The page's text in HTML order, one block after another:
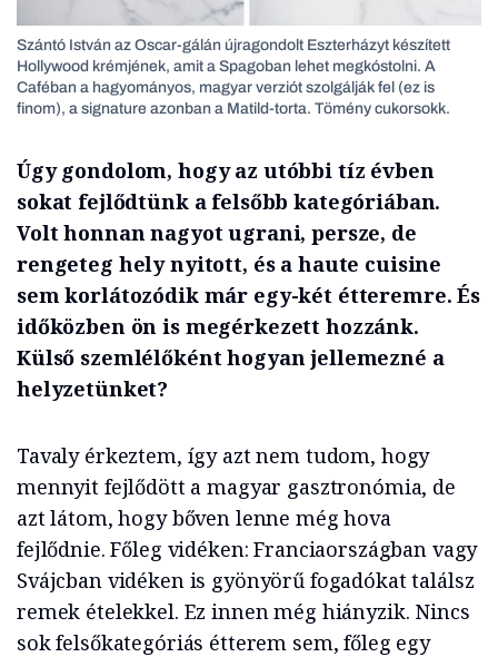
Szántó István az Oscar-gálán újragondolt Eszterházyt készített
Hollywood krémjének, amit a Spagoban lehet megkóstolni. A
Caféban a hagyományos, magyar verziót szolgálják fel (ez is
finom), a signature azonban a Matild-torta. Tömény cukorsokk.
Úgy gondolom, hogy az utóbbi tíz évben
sokat fejlődtünk a felsőbb kategóriában.
Volt honnan nagyot ugrani, persze, de
rengeteg hely nyitott, és a haute cuisine
sem korlátozódik már egy-két étteremre. És
időközben ön is megérkezett hozzánk.
Külső szemlélőként hogyan jellemezné a
helyzetünket?
Tavaly érkeztem, így azt nem tudom, hogy
mennyit fejlődött a magyar gasztronómia, de
azt látom, hogy bőven lenne még hova
fejlődnie. Főleg vidéken: Franciaországban vagy
Svájcban vidéken is gyönyörű fogadókat találsz
remek ételekkel. Ez innen még hiányzik. Nincs
sok felsőkategóriás étterem sem, főleg egy